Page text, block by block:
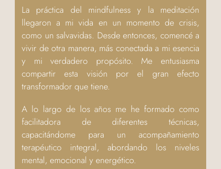
La práctica del mindfulness y la meditación
llegaron a mi vida en un momento de crisis,
como un salvavidas. Desde entonces, comencé a
vivir de otra manera, más conectada a mi esencia
y mi verdadero propósito. Me entusiasma
compartir esta visión por el gran efecto
transformador que tiene.
A lo largo de los años me he formado como
facilitadora de diferentes técnicas,
capacitándome para un acompañamiento
terapéutico integral, abordando los niveles
mental, emocional y energético.